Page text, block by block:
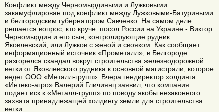
Конфликт между Черномырдиными и Лужковыми
закамуфлирован под конфликт между Лужковыми-Батуриными
и белгородским губернатором Савченко. На самом деле
решается вопрос, кто круче: посол России на Украине - Виктор
Черномырдин и его сын, контролирующие рудник
Яковлевский, или Лужков с женой и свояком. Как сообщает
информационный источник «Прометалл», в Белгороде
разгорелся скандал вокруг строительства железнодорожной
ветки от Яковлевского рудника к основной магистрали, которое
ведет ООО «Металл-групп». Вчера гендиректор холдинга
«Интеко-агро» Валерий Гличиянц заявил, что компания
подает иск к «Металл-групп» по поводу якобы незаконного
захвата принадлежащей холдингу земли для строительства
ветки.